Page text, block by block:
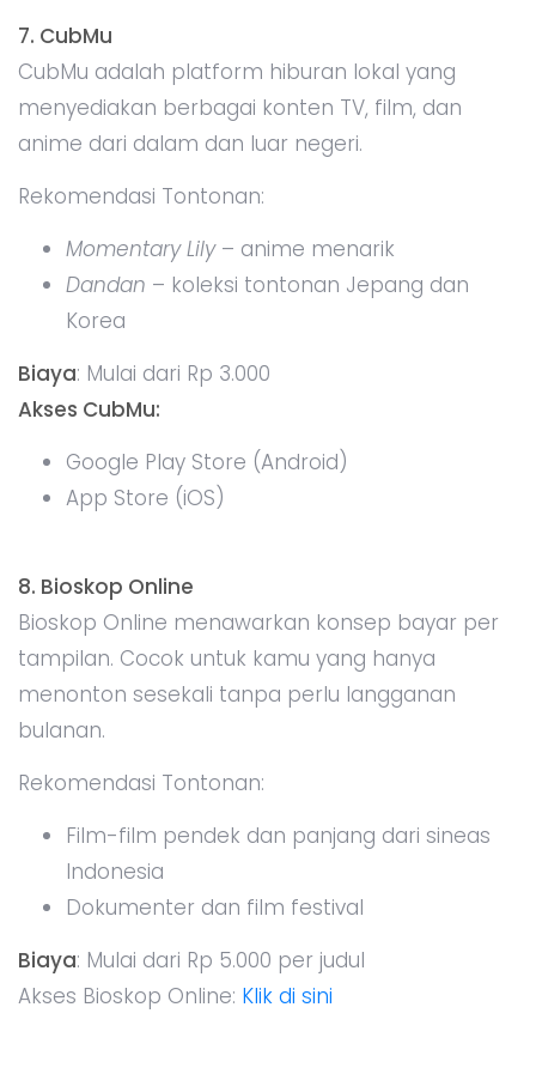
7. CubMu
CubMu adalah platform hiburan lokal yang
menyediakan berbagai konten TV, film, dan
anime dari dalam dan luar negeri.
Rekomendasi Tontonan:
Momentary Lily – anime menarik
Dandan – koleksi tontonan Jepang dan
Korea
Biaya: Mulai dari Rp 3.000
Akses CubMu:
Google Play Store (Android)
App Store (iOS)
8. Bioskop Online
Bioskop Online menawarkan konsep bayar per
tampilan. Cocok untuk kamu yang hanya
menonton sesekali tanpa perlu langganan
bulanan.
Rekomendasi Tontonan:
Film-film pendek dan panjang dari sineas
Indonesia
Dokumenter dan film festival
Biaya: Mulai dari Rp 5.000 per judul
Akses Bioskop Online: Klik di sini